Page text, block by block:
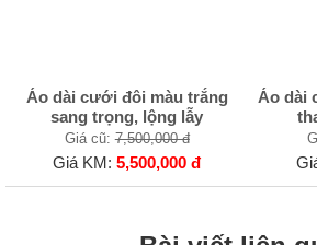
Áo dài cưới đôi màu trắng
sang trọng, lộng lẫy
Giá cũ:7,500,000 đ
Giá KM:5,500,000 đ
Áo dài